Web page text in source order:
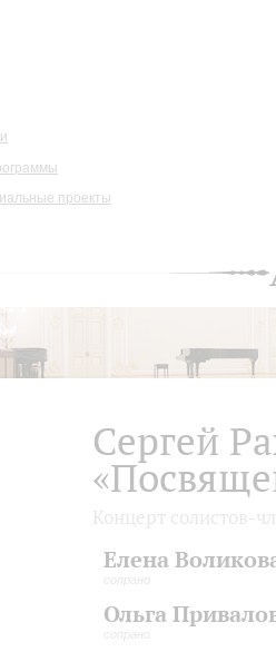
проекты
Сергей
Елена
сопрано
Ольга
сопрано